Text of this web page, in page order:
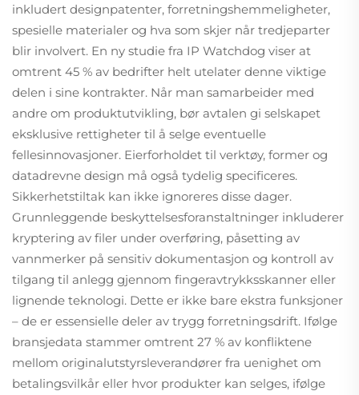
inkludert designpatenter, forretningshemmeligheter,
spesielle materialer og hva som skjer når tredjeparter
blir involvert. En ny studie fra IP Watchdog viser at
omtrent 45 % av bedrifter helt utelater denne viktige
delen i sine kontrakter. Når man samarbeider med
andre om produktutvikling, bør avtalen gi selskapet
eksklusive rettigheter til å selge eventuelle
fellesinnovasjoner. Eierforholdet til verktøy, former og
datadrevne design må også tydelig specificeres.
Sikkerhetstiltak kan ikke ignoreres disse dager.
Grunnleggende beskyttelsesforanstaltninger inkluderer
kryptering av filer under overføring, påsetting av
vannmerker på sensitiv dokumentasjon og kontroll av
tilgang til anlegg gjennom fingeravtrykksskanner eller
lignende teknologi. Dette er ikke bare ekstra funksjoner
– de er essensielle deler av trygg forretningsdrift. Ifølge
bransjedata stammer omtrent 27 % av konfliktene
mellom originalutstyrsleverandører fra uenighet om
betalingsvilkår eller hvor produkter kan selges, ifølge